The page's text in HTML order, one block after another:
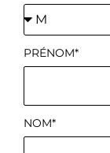
PRÉNOM*
NOM*